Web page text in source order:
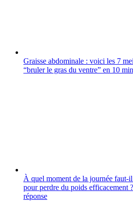
Graisse abdominale : voici les 7
“bruler le gras du ventre” en 10
À quel moment de la journée faut-
pour perdre du poids efficacement
réponse